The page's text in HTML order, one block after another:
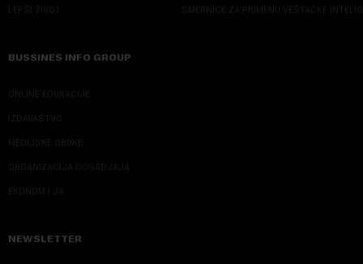
LEPŠI ŽIVOT SMERNICE ZA PRIMENU VEŠTAČKE
BUSSINES INFO GROUP
ONLINE EDUKACIJE
IZDAVAŠTVO
MEDIJSKE OBUKE
ORGANIZACIJA DOGADJAJA
EKONOM I JA
NEWSLETTER